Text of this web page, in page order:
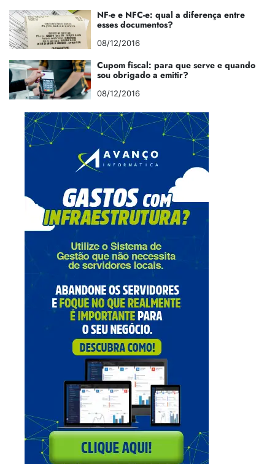
NF-e e NFC-e: qual a diferença entre
esses documentos?
08/12/2016
Cupom fiscal: para que serve e quando
sou obrigado a emitir?
08/12/2016